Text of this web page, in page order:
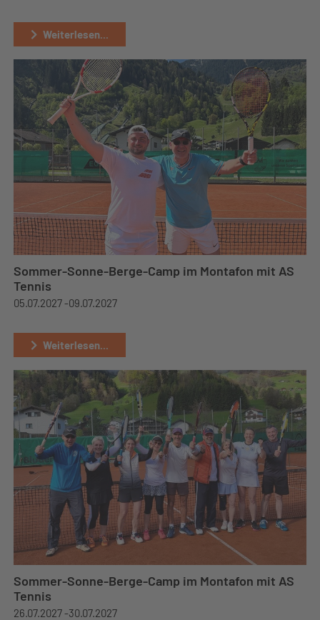
Weiterlesen...
Sommer-Sonne-Berge-Camp im Montafon mit AS
Tennis
05.07.2027 -09.07.2027
Weiterlesen...
Sommer-Sonne-Berge-Camp im Montafon mit AS
Tennis
26.07.2027 -30.07.2027